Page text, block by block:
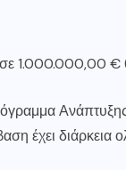
σε 1.000.000,00
Πρόγραμμα
έχει διάρκεια